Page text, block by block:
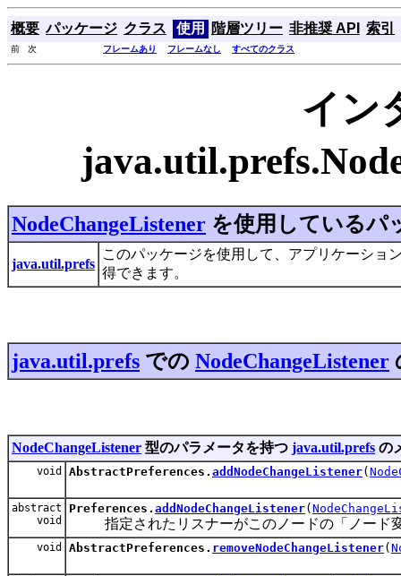
概要 パッケージ クラス 使用 階層ツリー 非推奨 API 索引
前 次 フレームあり フレームなし すべてのクラス
イン
NodeChangeListener を使用しているパ
java.util.prefs
このパッケージを使用して、アプリケーショ
得できます。
java.util.prefs での NodeChangeListener
NodeChangeListener 型のパラメータを持つ java.util.prefs の
void AbstractPreferences. addNodeChangeListener(
abstract
void
Preferences. addNodeChangeListener(
指定されたリスナーがこのノードの「ノード
void AbstractPreferences. removeNodeChangeListener(